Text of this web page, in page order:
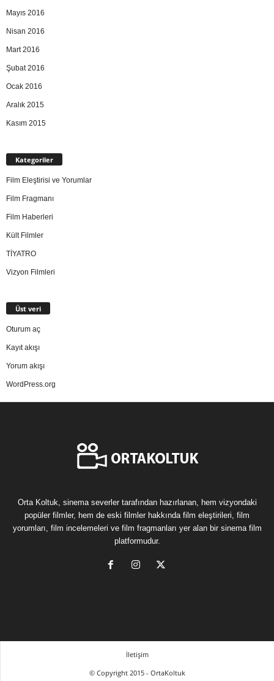
Mayıs 2016
Nisan 2016
Mart 2016
Şubat 2016
Ocak 2016
Aralık 2015
Kasım 2015
Kategoriler
Film Eleştirisi ve Yorumlar
Film Fragmanı
Film Haberleri
Kült Filmler
TİYATRO
Vizyon Filmleri
Üst veri
Oturum aç
Kayıt akışı
Yorum akışı
WordPress.org
Orta Koltuk, sinema severler tarafından hazırlanan, hem vizyondaki
popüler filmler, hem de eski filmler hakkında film eleştirileri, film
yorumları, film incelemeleri ve film fragmanları yer alan bir sinema film
platformudur.
İletişim
© Copyright 2015 - OrtaKoltuk